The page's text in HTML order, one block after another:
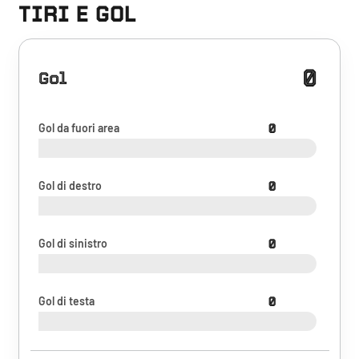
TIRI E GOL
Gol 0
Gol da fuori area 0
Gol di destro 0
Gol di sinistro 0
Gol di testa 0